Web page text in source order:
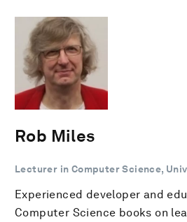
Rob Miles
Lecturer in Computer Science,
Experienced developer and
Computer Science books on